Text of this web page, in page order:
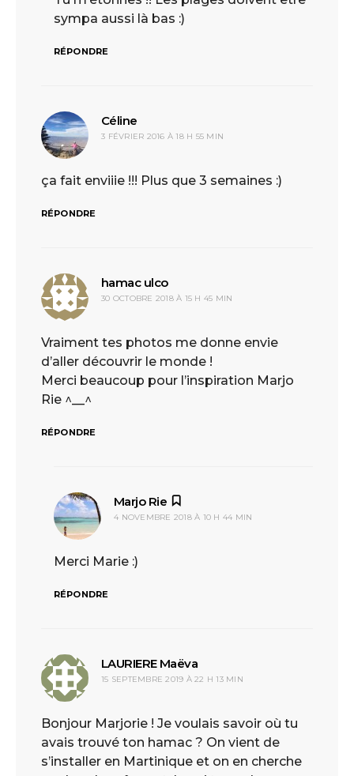
sympa aussi là bas :)
RÉPONDRE
Céline
3 FÉVRIER 2016 À 18 H 55 MIN
ça fait enviiie !!! Plus que 3 semaines :)
RÉPONDRE
hamac ulcodit :
30 OCTOBRE 2018 À 15 H 45 MIN
Vraiment tes photos me donne envie
d’aller découvrir le monde !
Merci beaucoup pour l’inspiration Marjo
Rie ^__^
RÉPONDRE
Marjo Rie
4 NOVEMBRE 2018 À 10 H 44 MIN
Merci Marie :)
RÉPONDRE
LAURIERE Maëva
15 SEPTEMBRE 2019 À 22 H 13 MIN
Bonjour Marjorie ! Je voulais savoir où tu
avais trouvé ton hamac ? On vient de
s’installer en Martinique et on en cherche